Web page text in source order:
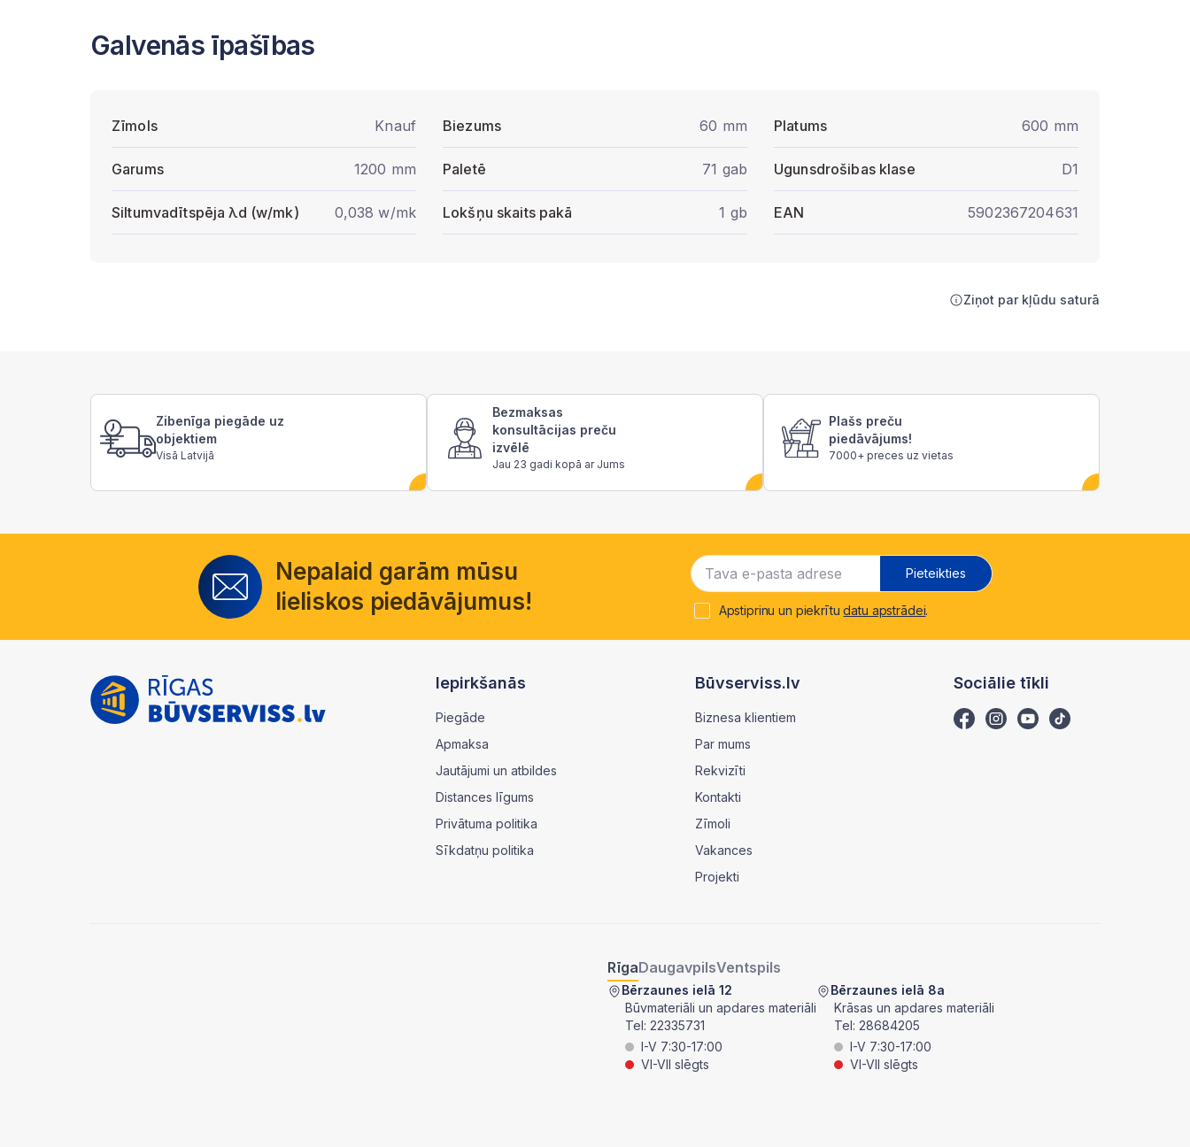
Galvenās īpašības
Zīmols Knauf Biezums 60 mm Platums 600 mm
Garums 1200 mm Paletē 71 gab Ugunsdrošibas klase D1
Siltumvadītspēja λd (w/mk) 0,038 w/mk Lokšņu skaits pakā 1 gb EAN 5902367204631
Ziņot par kļūdu saturā
Zibenīga piegāde uz
objektiem
Visā Latvijā
Bezmaksas
konsultācijas preču
izvēlē
Jau 23 gadi kopā ar Jums
Plašs preču
piedāvājums!
7000+ preces uz vietas
Nepalaid garām mūsu
lieliskos piedāvājumus!
Pieteikties
Apstiprinu un piekrītudatu apstrādei.
Iepirkšanās
Piegāde
Apmaksa
Jautājumi un atbildes
Distances līgums
Privātuma politika
Sīkdatņu politika
Būvserviss.lv
Biznesa klientiem
Par mums
Rekvizīti
Kontakti
Zīmoli
Vakances
Projekti
Sociālie tīkli
RīgaDaugavpilsVentspils
Bērzaunes ielā 12
Būvmateriāli un apdares materiāli
Tel: 22335731
I-V 7:30-17:00
VI-VII slēgts
Bērzaunes ielā 8a
Krāsas un apdares materiāli
Tel: 28684205
I-V 7:30-17:00
VI-VII slēgts